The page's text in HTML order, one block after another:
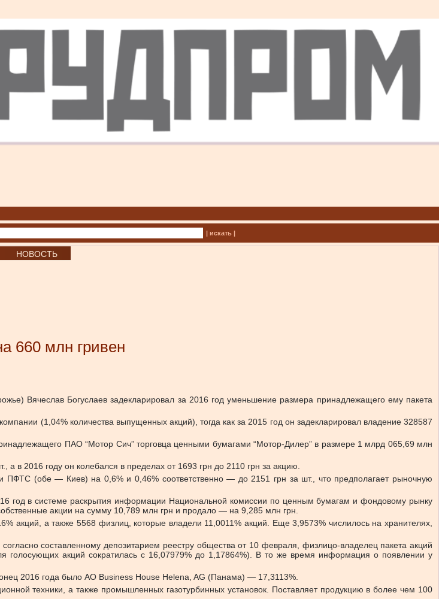
| искать |
НОВОСТЬ
660 млн гривен
Вячеслав Богуслаев задекларировал за 2016 год уменьшение размера принадлежащего ему пакета
(1,04% количества выпущенных акций), тогда как за 2015 год он задекларировал владение 328587
ПАО “Мотор Сич” торговца ценными бумагами “Мотор-Дилер” в размере 1 млрд 065,69 млн
а в 2016 году он колебался в пределах от 1693 грн до 2110 грн за акцию.
ПФТС (обе — Киев) на 0,6% и 0,46% соответственно — до 2151 грн за шт., что предполагает рыночную
год в системе раскрытия информации Национальной комиссии по ценным бумагам и фондовому рынку
акции на сумму 10,789 млн грн и продало — на 9,285 млн грн.
акций, а также 5568 физлиц, которые владели 11,0011% акций. Еще 3,9573% числилось на хранителях,
составленному депозитарием реестру общества от 10 февраля, физлицо-владелец пакета акций
голосующих акций сократилась с 16,07979% до 1,17864%). В то же время информация о появлении у
2016 года было АО Business House Helena, AG (Панама) — 17,3113%.
техники, а также промышленных газотурбинных установок. Поставляет продукцию в более чем 100